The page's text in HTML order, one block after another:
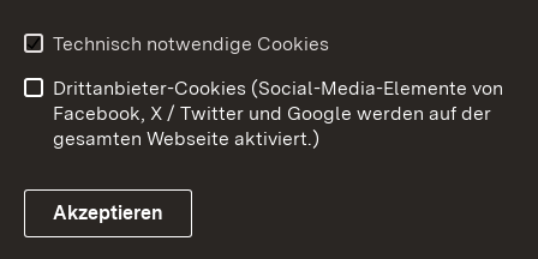
Link zum Landesportal
Barrierefreiheit
Impressum Cookies
Technisch notwendige Cookies
Drittanbieter-Cookies (Social-Media-Elemente von
Facebook, X / Twitter und Google werden auf der
gesamten Webseite aktiviert.)
Akzeptieren